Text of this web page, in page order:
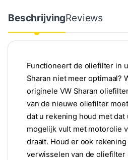
BeschrijvingReviews
Functioneert de oliefilter in
Sharan niet meer optimaal?
originele VW Sharan
van de nieuwe oliefilter
dat u rekening houd met dat
mogelijk vult met motorolie
draait. Houd er ook
verwisselen van de oliefilter